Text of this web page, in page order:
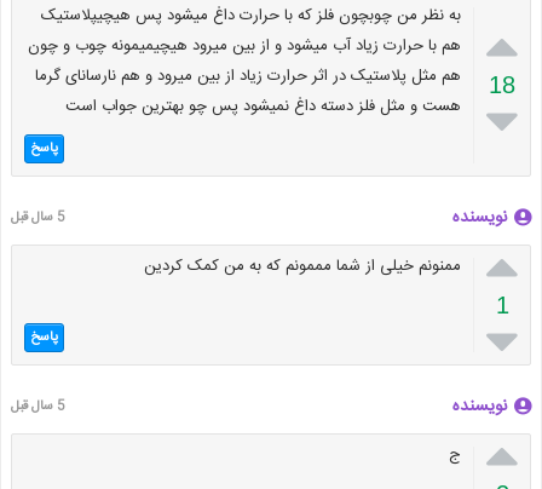

18

به نظر من چوبچون فلز که با حرارت داغ میشود پس هیچیپلاستیک
هم با حرارت زیاد آب میشود و از بین میرود هیچیمیمونه چوب و چون
هم مثل پلاستیک در اثر حرارت زیاد از بین میرود و هم نارسانای گرما
هست و مثل فلز دسته داغ نمیشود پس چو بهترین جواب است
پاسخ
نویسنده 5 سال قبل

1

ممنونم خیلی از شما مممونم که به من کمک کردین
پاسخ
نویسنده 5 سال قبل
 ج